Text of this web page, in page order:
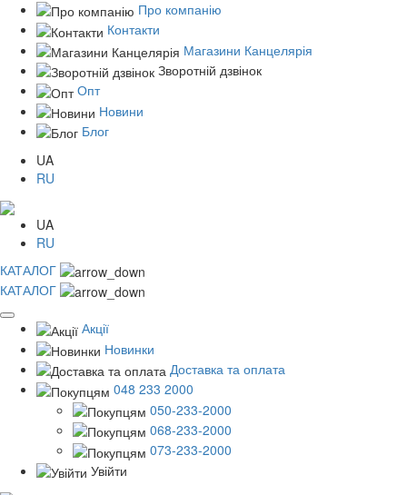
Про компанію
Контакти
Магазини Канцелярія
Зворотній дзвінок
Опт
Новини
Блог
UA
RU
UA
RU
КАТАЛОГ
КАТАЛОГ
Акції
Новинки
Доставка та оплата
048 233 2000
050-233-2000
068-233-2000
073-233-2000
Увійти